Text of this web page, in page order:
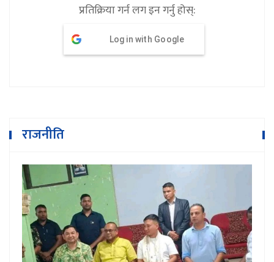
प्रतिक्रिया गर्न लग इन गर्नु होस्:
Log in with Google
राजनीति